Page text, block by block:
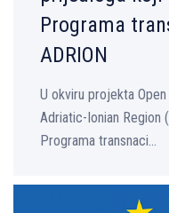
Programa
ADRION
U okviru projekta
Adriatic-Ionian Region
Programa transnaci...